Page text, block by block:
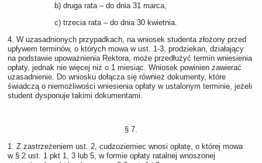
b) druga rata – do dnia 31 marca,
c) trzecia rata – do dnia 30 kwietnia.
4. W uzasadnionych przypadkach, na wniosek studenta złożony przed
upływem terminów, o których mowa w ust. 1-3, prodziekan, działający
na podstawie upoważnienia Rektora, może przedłużyć termin wniesienia
opłaty, jednak nie więcej niż o 1 miesiąc. Wniosek powinien zawierać
uzasadnienie. Do wniosku dołącza się również dokumenty, które
świadczą o niemożliwości wniesienia opłaty w ustalonym terminie, jeżeli
student dysponuje takimi dokumentami.
§ 7.
1. Z zastrzeżeniem ust. 2, cudzoziemiec wnosi opłatę, o której mowa
w § 2 ust. 1 pkt 1, 3 lub 5, w formie opłaty ratalnej wnoszonej